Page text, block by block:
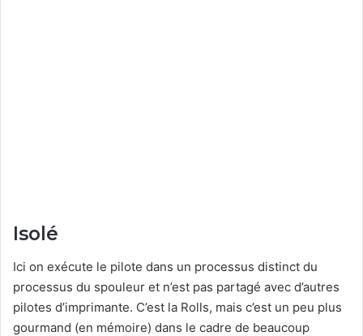
Isolé
Ici on exécute le pilote dans un processus distinct du
processus du spouleur et n’est pas partagé avec d’autres
pilotes d’imprimante. C’est la Rolls, mais c’est un peu plus
gourmand (en mémoire) dans le cadre de beaucoup